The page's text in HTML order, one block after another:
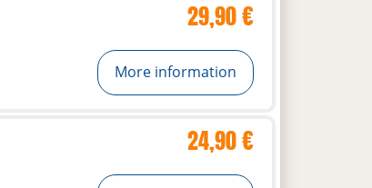
29,90 €
More information
24,90 €